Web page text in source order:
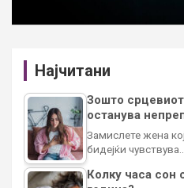
Најчитани
Зошто
останува
Замислете жена
бидејќи чувствува…
Колку часа сон